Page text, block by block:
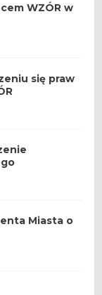
WZÓR w
się praw
Miasta o